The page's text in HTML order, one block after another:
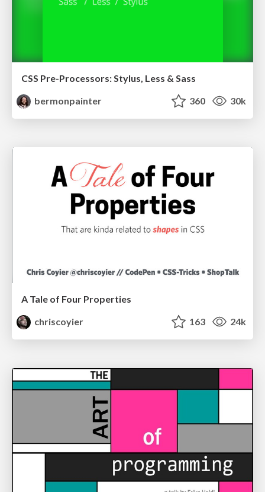
CSS Pre-Processors: Stylus, Less & Sass
bermonpainter
360 30k
A Tale of Four Properties
chriscoyier
163 24k